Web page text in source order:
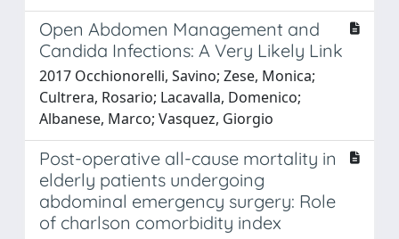
Open Abdomen Management and
Candida Infections: A Very Likely Link
2017 Occhionorelli, Savino; Zese, Monica;
Cultrera, Rosario; Lacavalla, Domenico;
Albanese, Marco; Vasquez, Giorgio
Post-operative all-cause mortality in
elderly patients undergoing
abdominal emergency surgery: Role
of charlson comorbidity index